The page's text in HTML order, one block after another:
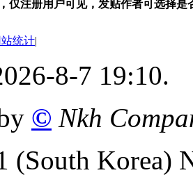
仅注册用户可见，发贴作者可选择是
站统计|
8-7 19:10.
© Nkh
(South Korea)